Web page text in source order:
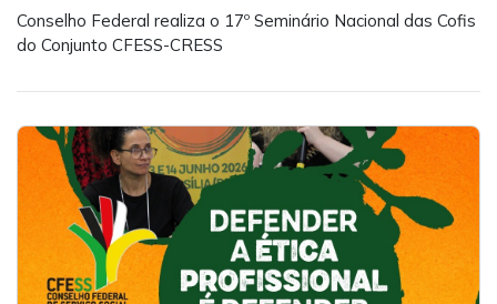
Conselho Federal realiza o 17º Seminário Nacional das Cofis
do Conjunto CFESS-CRESS